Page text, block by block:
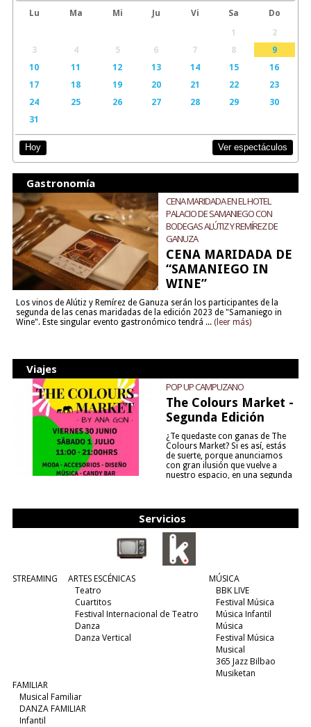
Lu Ma Mi Ju Vi Sa
Do
1
2
3
4 5 6 7 8
9
10
11 12 13 14 15
16
17
18 19 20 21 22
23
24
25 26 27 28 29
30
31
Hoy Ver espectáculos
Gastronomía
CENA MARIDADA EN EL HOTEL
PALACIO DE SAMANIEGO CON
BODEGAS ALÚTIZ Y REMÍREZ DE
GANUZA
CENA MARIDADA DE
“SAMANIEGO IN
WINE”
Los vinos de Alútiz y Remírez de Ganuza serán los participantes de la
segunda de las cenas maridadas de la edición 2023 de "Samaniego in
Wine". Este singular evento gastronómico tendrá ... (leer más)
Viajes
POP UP CAMPUZANO
The Colours Market -
Segunda Edición
¿Te quedaste con ganas de The
Colours Market? Si es así, estás
de suerte, porque anunciamos
con gran ilusión que vuelve a
nuestro espacio, en una segunda
Servicios
STREAMING
ARTES ESCÉNICAS
Teatro
Cuartitos
Festival Internacional de Teatro
Danza
Danza Vertical
MÚSICA
BBK LIVE
Festival Música
Música Infantil
Música
Festival Música
Musical
365 Jazz Bilbao
Musiketan
FAMILIAR
Musical Familiar
DANZA FAMILIAR
Infantil